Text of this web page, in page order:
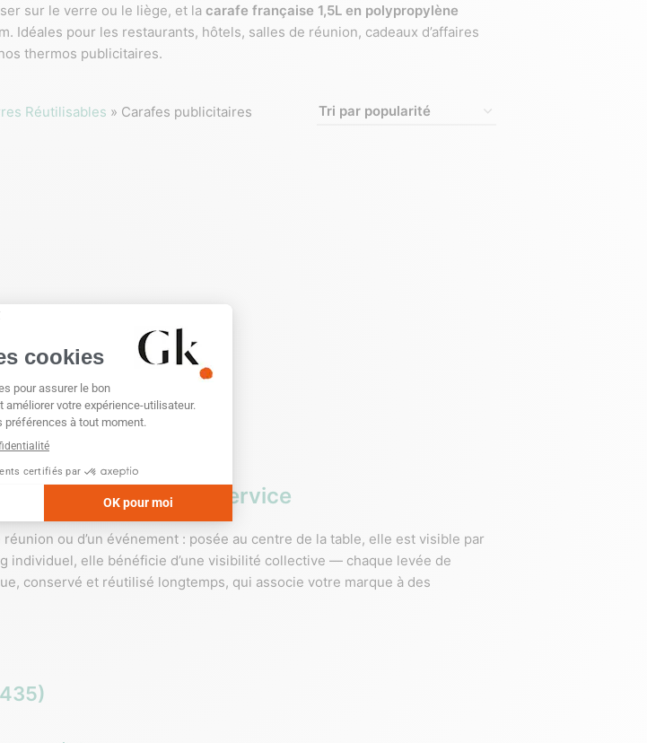
sur le verre ou le liège, et la carafe française 1,5L en polypropylène
Idéales pour les restaurants, hôtels, salles de réunion, cadeaux d’affaires
thermos publicitaires.
Réutilisables » Carafes publicitaires
visible à chaque service
ou d’un événement : posée au centre de la table, elle est visible par
individuel, elle bénéficie d’une visibilité collective — chaque levée de
conservé et réutilisé longtemps, qui associe votre marque à des